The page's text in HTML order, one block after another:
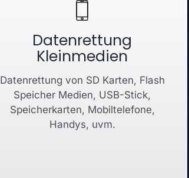
Datenrettung
Kleinmedien
Datenrettung von SD Karten, Flash
Speicher Medien, USB-Stick,
Speicherkarten, Mobiltelefone,
Handys, uvm.